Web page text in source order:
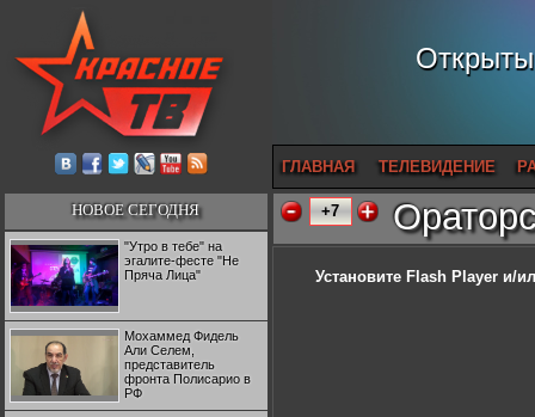
ГЛАВНАЯ ТЕЛЕВИДЕНИЕ
НОВОЕ СЕГОДНЯ
"Утро в тебе" на
эгалите-фесте "Не
Пряча Лица"
Мохаммед Фидель
Али Селем,
представитель
фронта Полисарио в
РФ
+7
Установите Flash Player и/